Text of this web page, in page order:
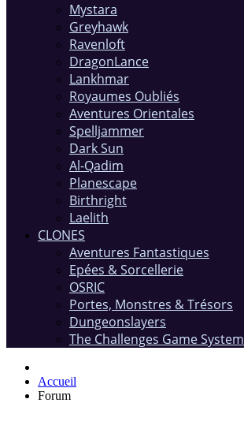
Mystara
Greyhawk
Ravenloft
DragonLance
Lankhmar
Royaumes Oubliés
Aventures Orientales
Spelljammer
Dark Sun
Al-Qadim
Planescape
Birthright
Laelith
CLONES
Aventures Fantastiques
Epées & Sorcellerie
OSRIC
Portes, Monstres & Trésors
Dungeonslayers
The Challenges Game System
Accueil
Forum